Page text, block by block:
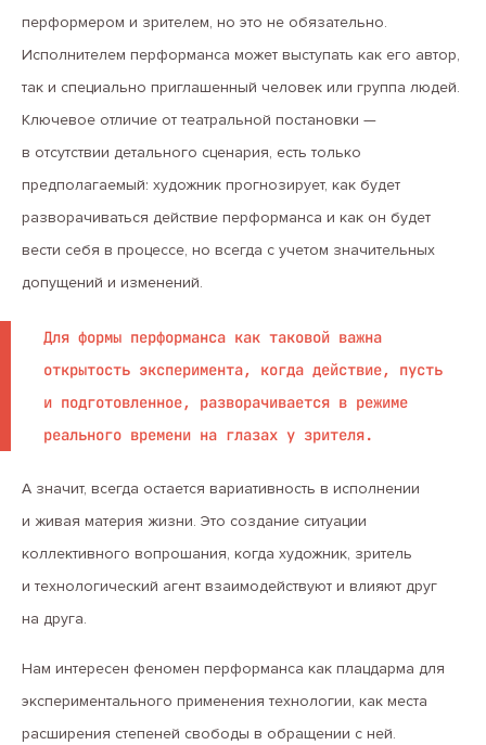
перформером и зрителем, но это не обязательно.
Исполнителем перформанса может выступать как его автор,
так и специально приглашенный человек или группа людей.
Ключевое отличие от театральной постановки —
в отсутствии детального сценария, есть только
предполагаемый: художник прогнозирует, как будет
разворачиваться действие перформанса и как он будет
вести себя в процессе, но всегда с учетом значительных
допущений и изменений.
Для формы перформанса как таковой важна
открытость эксперимента, когда действие, пусть
и подготовленное, разворачивается в режиме
реального времени на глазах у зрителя.
А значит, всегда остается вариативность в исполнении
и живая материя жизни. Это создание ситуации
коллективного вопрошания, когда художник, зритель
и технологический агент взаимодействуют и влияют друг
на друга.
Нам интересен феномен перформанса как плацдарма для
экспериментального применения технологии, как места
расширения степеней свободы в обращении с ней.